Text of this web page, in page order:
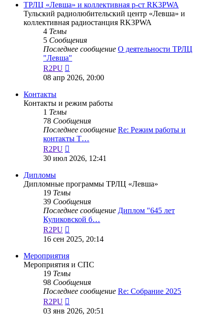
ТРЛЦ «Левша» и коллективная р-ст RK3PWA
Тульский радиолюбительский центр «Левша» и
коллективная радиостанция RK3PWA
4 Темы
5 Сообщения
Последнее сообщение О деятельности ТРЛЦ
"Левша"
R2PU
к
08 апр 2026, 20:00
Контакты
Контакты и режим работы
1 Темы
78 Сообщения
Последнее сообщение Re: Режим работы и
контакты Т…
R2PU
к
30 июл 2026, 12:41
Дипломы
Дипломные программы ТРЛЦ «Левша»
19 Темы
39 Сообщения
Последнее сообщение Диплом "645 лет
Куликовской б…
R2PU
к
16 сен 2025, 20:14
Мероприятия
Мероприятия и СПС
19 Темы
98 Сообщения
Последнее сообщение Re: Собрание 2025
R2PU
к
03 янв 2026, 20:51